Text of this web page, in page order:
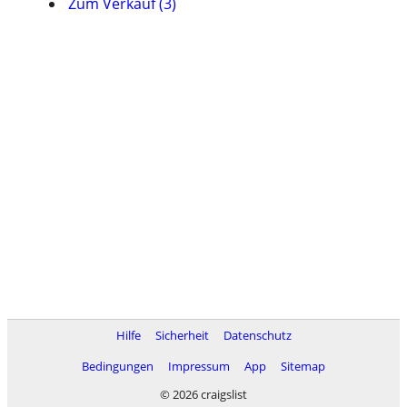
Hilfe Sicherheit
Datenschutz
Bedingungen
Impressum App
Sitemap
© 2026 craigslist